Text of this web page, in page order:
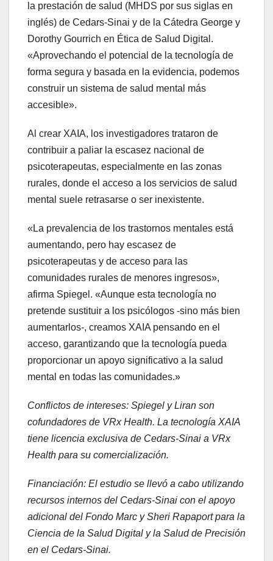
la prestación de salud (MHDS por sus siglas en
inglés) de Cedars-Sinai y de la Cátedra George y
Dorothy Gourrich en Ética de Salud Digital.
«Aprovechando el potencial de la tecnología de
forma segura y basada en la evidencia, podemos
construir un sistema de salud mental más
accesible».
Al crear XAIA, los investigadores trataron de
contribuir a paliar la escasez nacional de
psicoterapeutas, especialmente en las zonas
rurales, donde el acceso a los servicios de salud
mental suele retrasarse o ser inexistente.
«La prevalencia de los trastornos mentales está
aumentando, pero hay escasez de
psicoterapeutas y de acceso para las
comunidades rurales de menores ingresos»,
afirma Spiegel. «Aunque esta tecnología no
pretende sustituir a los psicólogos -sino más bien
aumentarlos-, creamos XAIA pensando en el
acceso, garantizando que la tecnología pueda
proporcionar un apoyo significativo a la salud
mental en todas las comunidades.»
Conflictos de intereses: Spiegel y Liran son
cofundadores de VRx Health. La tecnología XAIA
tiene licencia exclusiva de Cedars-Sinai a VRx
Health para su comercialización.
Financiación: El estudio se llevó a cabo utilizando
recursos internos del Cedars-Sinai con el apoyo
adicional del Fondo Marc y Sheri Rapaport para la
Ciencia de la Salud Digital y la Salud de Precisión
en el Cedars-Sinai.